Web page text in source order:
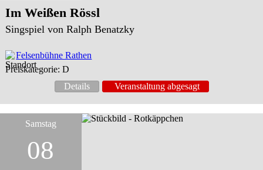
Im Weißen Rössl
Singspiel von Ralph Benatzky
Felsenbühne Rathen
Preiskategorie: D
Details
Veranstaltung abgesagt
Samstag
08